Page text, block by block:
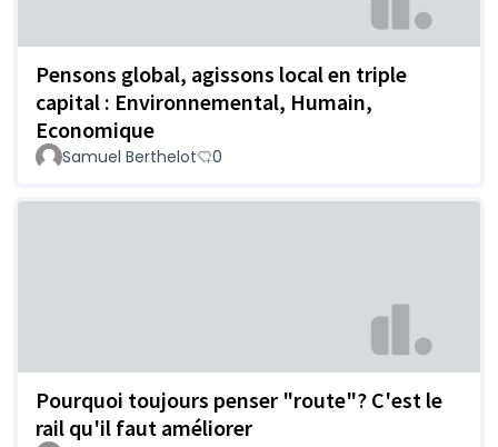
Pensons global, agissons local en triple
capital : Environnemental, Humain,
Economique
Samuel Berthelot 0
Pourquoi toujours penser "route"? C'est le
rail qu'il faut améliorer